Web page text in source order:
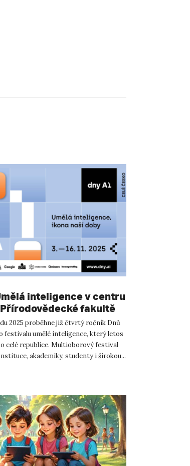
inteligence v centru
fakultě
2025 proběhne již čtvrtý ročník Dnů
festivalu umělé inteligence, který letos
celé republice. Multioborový festival
akademiky, studenty i širokou...